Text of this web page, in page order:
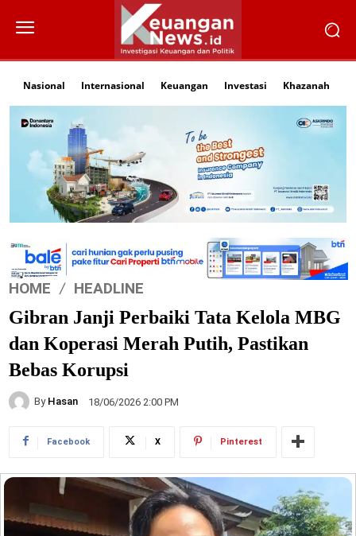
Nasional Internasional Keuangan Investasi Khazanah
HOME HEADLINE
Gibran Janji Perbaiki Tata Kelola MBG
dan Koperasi Merah Putih, Pastikan
Bebas Korupsi
By Hasan 18/06/2026 2:00 PM
Facebook X Pinterest